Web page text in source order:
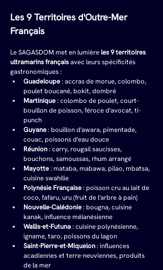
Les 9 Territoires d'Outre-Mer
Français
Le SAGASDOM met en lumière les 9 territoires
ultramarins français avec leurs spécificités
gastronomiques :
Guadeloupe : accras de morue, colombo,
poulet boucané, bokit, dombré
Martinique : colombo de poulet, court-
bouillon de poisson, féroce d'avocat, ti-
punch
Guyane : bouillon d'awara, pimentade,
couac, poissons d'eau douce
Réunion : carry, rougail saucisses,
bouchons, samoussas, rhum arrangé
Mayotte : mataba, mabawa, pilao, mbatsa,
cuisine swahilie
Polynésie Française : poisson cru au lait de
coco, fafaru, uru (fruit de l'arbre à pain)
Nouvelle-Calédonie : bougna, cuisine
kanak, influence mélanésienne
Wallis-et-Futuna : cuisine polynésienne,
igname, taro, poissons du lagon
Saint-Pierre-et-Miquelon : influences
acadiennes et terre-neuviennes, produits
de la mer